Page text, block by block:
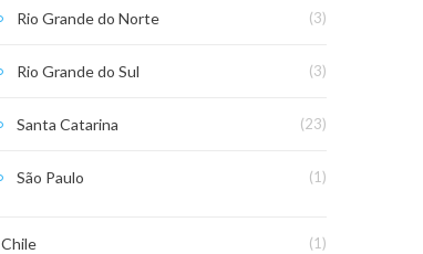
Rio Grande do Norte (3)
Rio Grande do Sul (3)
Santa Catarina (23)
São Paulo (1)
Chile (1)